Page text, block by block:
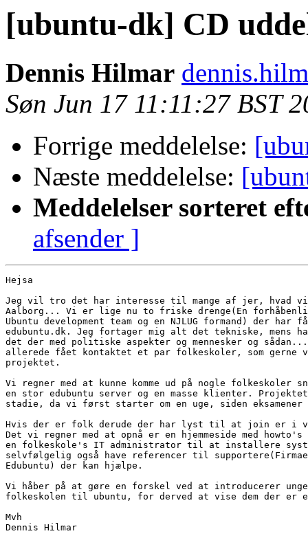
[ubuntu-dk] CD
Dennis Hilmar
Søn Jun 17 11:11:27 BST
Forrige meddelelse:
Næste meddelelse:
Meddelelser sorteret
afsender ]
Hejsa
Jeg vil tro det har interesse til mange af jer, hvad vi
Aalborg... Vi er lige nu to friske drenge(En
Ubuntu development team og en NJLUG formand) der har
edubuntu.dk. Jeg fortager mig alt det tekniske, mens
det der med politiske aspekter og mennesker og
allerede fået kontaktet et par folkeskoler, som
projektet.
Vi regner med at kunne komme ud på nogle
en stor edubuntu server og en masse klienter.
stadie, da vi først starter om en uge, siden
Hvis der er folk derude der har lyst til at join er i
Det vi regner med at opnå er en hjemmeside med
en folkeskole's IT administrator til at installere
selvfølgelig også have referencer til
Edubuntu) der kan hjælpe.
Vi håber på at gøre en forskel ved at introducerer unge
folkeskolen til ubuntu, for derved at vise dem der er
Mvh
Dennis Hilmar